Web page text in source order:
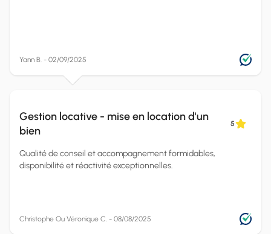
Yann B. - 02/09/2025
Gestion locative - mise en location d'un
bien
5
Qualité de conseil et accompagnement formidables,
disponibilité et réactivité exceptionnelles.
Christophe Ou Véronique C. - 08/08/2025